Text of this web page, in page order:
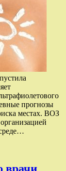
прогнозы
местах. ВОЗ